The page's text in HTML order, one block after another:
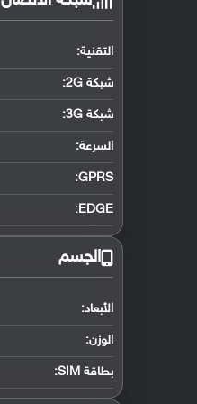
التقنية:
شبكة 2G:
شبكة 3G :
السرعة:
GPRS:
EDGE:
الجسم
الأبعاد:
الوزن:
بطاقة SIM: